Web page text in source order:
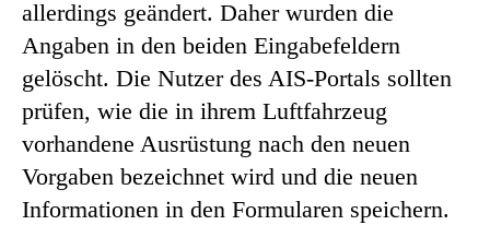
allerdings geändert. Daher wurden die
Angaben in den beiden Eingabefeldern
gelöscht. Die Nutzer des AIS-Portals sollten
prüfen, wie die in ihrem Luftfahrzeug
vorhandene Ausrüstung nach den neuen
Vorgaben bezeichnet wird und die neuen
Informationen in den Formularen speichern.